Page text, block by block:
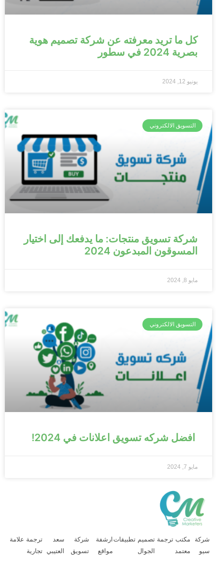
كل ما تريد معرفته عن شركة تصميم هوية
بصرية 2024 في سطور
يونيو 12, 2024
التسويق الالكتروني
شركة تسويق منتجات: ما يدفعك إلى اختيار
المسوقون المبدعون 2024
مايو 8, 2024
التسويق الالكتروني
افضل شركه تسويق اعلانات في 2024!
مايو 7, 2024
مكتب ترجمة
معتمد
تصميم تطبيقات
الجوال
ارشفة
مواقع
شركة
تسويق
سعد
العتيبي
ترجمة علامة
تجارية